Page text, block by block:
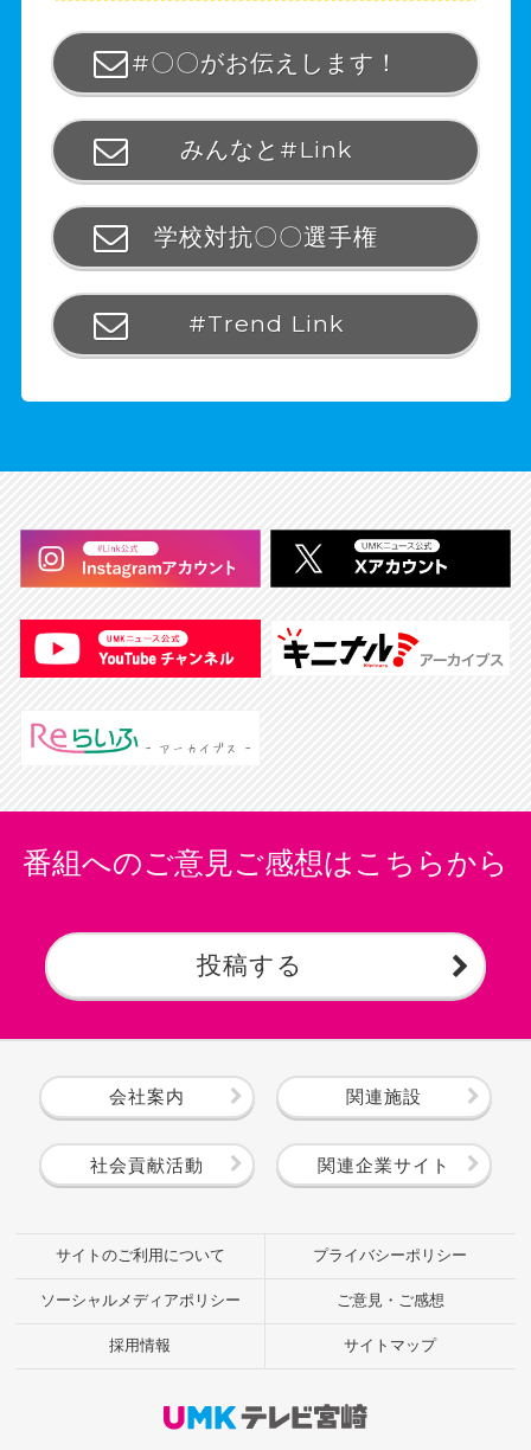
#〇〇がお伝えします！
みんなと#Link
学校対抗〇〇選手権
#Trend Link
番組へのご意見ご感想はこちらから
投稿する
会社案内 関連施設
社会貢献活動 関連企業サイト
サイトのご利用について プライバシーポリシー
ソーシャルメディアポリシー ご意見・ご感想
採用情報 サイトマップ